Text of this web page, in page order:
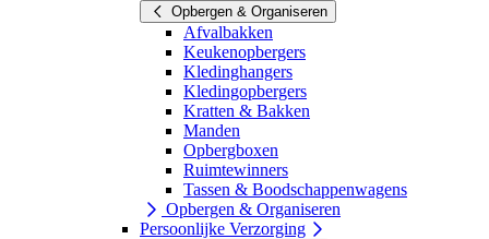
Opbergen & Organiseren
Afvalbakken
Keukenopbergers
Kledinghangers
Kledingopbergers
Kratten & Bakken
Manden
Opbergboxen
Ruimtewinners
Tassen & Boodschappenwagens
Opbergen & Organiseren
Persoonlijke Verzorging